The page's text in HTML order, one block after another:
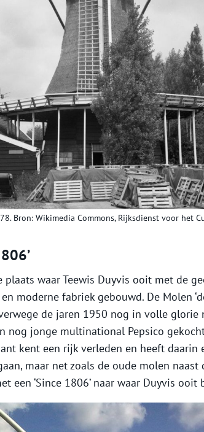
Bron: Wikimedia Commons, Rijksdienst voor het
plaats waar Teewis Duyvis ooit met de
moderne fabriek gebouwd. De Molen
de jaren 1950 nog in volle glorie
nog jonge multinational Pepsico
kent een rijk verleden en heeft daarin
maar net zoals de oude molen naast
een ‘Since 1806’ naar waar Duyvis ooit